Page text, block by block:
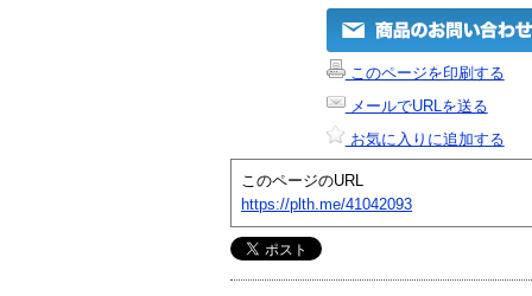
このページを印刷する
メールでURLを送る
お気に入りに追加する
このページのURL
https://plth.me/41042093